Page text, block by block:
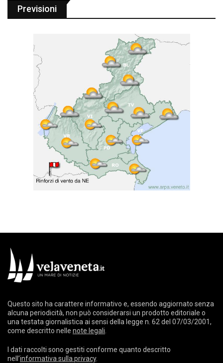
Previsioni
Questo sito ha carattere informativo e, essendo aggiornato senza
alcuna periodicità, non può considerarsi un prodotto editoriale o
una testata giornalistica ai sensi della legge n. 62 del 07/03/2001,
come descritto nelle note legali
I dati raccolti sono gestiti conforme quanto descritto
nell’informativa sulla privacy.